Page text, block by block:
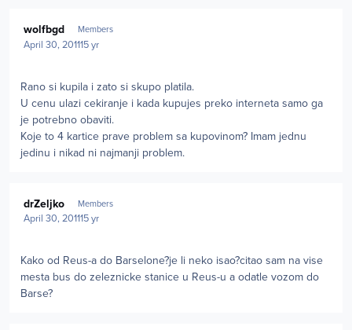
wolfbgd Members
April 30, 201115 yr
Rano si kupila i zato si skupo platila.
U cenu ulazi cekiranje i kada kupujes preko interneta samo ga
je potrebno obaviti.
Koje to 4 kartice prave problem sa kupovinom? Imam jednu
jedinu i nikad ni najmanji problem.
drZeljko Members
April 30, 201115 yr
Kako od Reus-a do Barselone?je li neko isao?citao sam na vise
mesta bus do zeleznicke stanice u Reus-u a odatle vozom do
Barse?